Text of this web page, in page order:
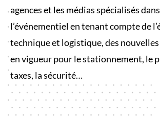
agences et les médias spécialisés dans
l’événementiel en tenant compte de
technique et logistique, des
en vigueur pour le stationnement, le
taxes, la sécurité…